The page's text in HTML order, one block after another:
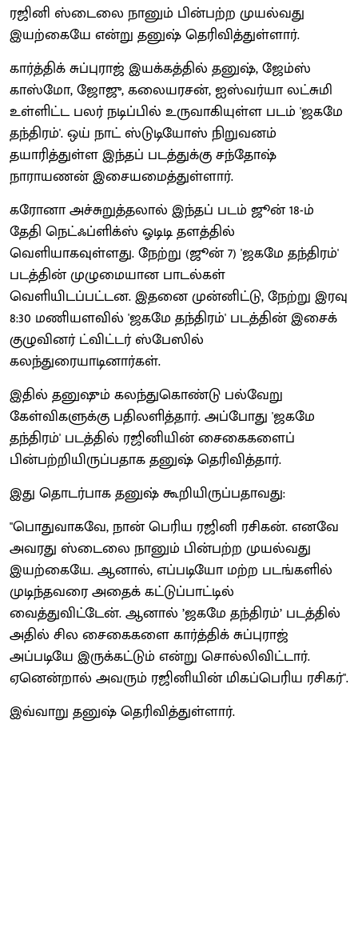
ரஜினி ஸ்டைலை நானும் பின்பற்ற முயல்வது
இயற்கையே என்று தனுஷ் தெரிவித்துள்ளார்.
கார்த்திக் சுப்புராஜ் இயக்கத்தில் தனுஷ், ஜேம்ஸ்
காஸ்மோ, ஜோஜு, கலையரசன், ஐஸ்வர்யா லட்சுமி
உள்ளிட்ட பலர் நடிப்பில் உருவாகியுள்ள படம் 'ஜகமே
தந்திரம்'. ஒய் நாட் ஸ்டுடியோஸ் நிறுவனம்
தயாரித்துள்ள இந்தப் படத்துக்கு சந்தோஷ்
நாராயணன் இசையமைத்துள்ளார்.
கரோனா அச்சுறுத்தலால் இந்தப் படம் ஜூன் 18-ம்
தேதி நெட்ஃப்ளிக்ஸ் ஓடிடி தளத்தில்
வெளியாகவுள்ளது. நேற்று (ஜூன் 7) 'ஜகமே தந்திரம்'
படத்தின் முழுமையான பாடல்கள்
வெளியிடப்பட்டன. இதனை முன்னிட்டு, நேற்று இரவு
8:30 மணியளவில் 'ஜகமே தந்திரம்' படத்தின் இசைக்
குழுவினர் ட்விட்டர் ஸ்பேஸில்
கலந்துரையாடினார்கள்.
இதில் தனுஷும் கலந்துகொண்டு பல்வேறு
கேள்விகளுக்கு பதிலளித்தார். அப்போது 'ஜகமே
தந்திரம்' படத்தில் ரஜினியின் சைகைகளைப்
பின்பற்றியிருப்பதாக தனுஷ் தெரிவித்தார்.
இது தொடர்பாக தனுஷ் கூறியிருப்பதாவது:
"பொதுவாகவே, நான் பெரிய ரஜினி ரசிகன். எனவே
அவரது ஸ்டைலை நானும் பின்பற்ற முயல்வது
இயற்கையே. ஆனால், எப்படியோ மற்ற படங்களில்
முடிந்தவரை அதைக் கட்டுப்பாட்டில்
வைத்துவிட்டேன். ஆனால் ’ஜகமே தந்திரம்’ படத்தில்
அதில் சில சைகைகளை கார்த்திக் சுப்புராஜ்
அப்படியே இருக்கட்டும் என்று சொல்லிவிட்டார்.
ஏனென்றால் அவரும் ரஜினியின் மிகப்பெரிய ரசிகர்".
இவ்வாறு தனுஷ் தெரிவித்துள்ளார்.